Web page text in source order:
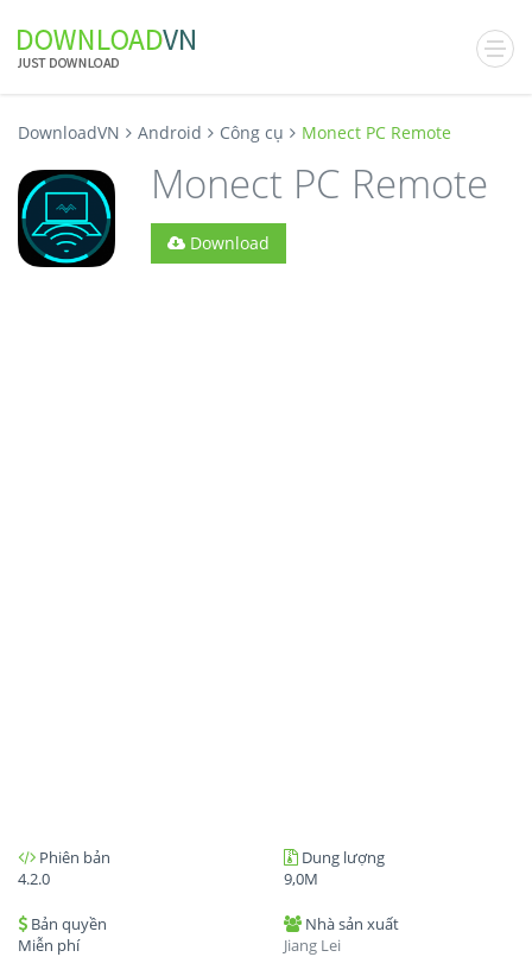
DownloadVN Android Công cụ Monect PC Remote
Monect PC Remote
Download
Phiên bản
4.2.0
Dung lượng
9,0M
Bản quyền
Miễn phí
Nhà sản xuất
Jiang Lei